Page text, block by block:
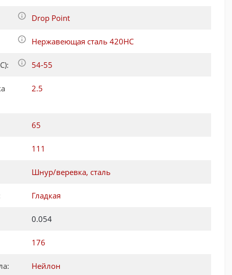
Drop Point
Нержавеющая сталь 420HC
54-55
2.5
65
111
Шнур/веревка, сталь
Гладкая
0.054
176
Нейлон